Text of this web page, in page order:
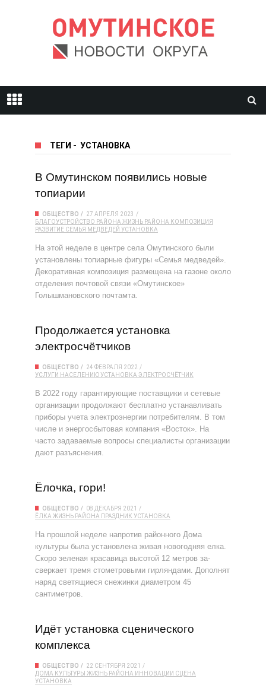
ТЕГИ - УСТАНОВКА
В Омутинском появились новые
топиарии
ОБЩЕСТВО
27 АПРЕЛЯ 2023
БЛАГОУСТРОЙСТВО РАЙОНА ЖИЗНЬ РАЙОНА КОМПОЗИЦИЯ
РАЗВИТИЕ СЕМЬЯ МЕДВЕДЕЙ УСТАНОВКА
На этой неделе в центре села Омутинского были
установлены топиарные фигуры «Семья медведей».
Декоративная композиция размещена на газоне около
отделения почтовой связи «Омутинское»
Голышмановского почтамта.
Продолжается установка
электросчётчиков
ОБЩЕСТВО
24 ФЕВРАЛЯ 2022
УСЛУГИ НАСЕЛЕНИЮУСТАНОВКА ЭЛЕКТРОСЧЁТЧИК
В 2022 году гарантирующие поставщики и сетевые
организации продолжают бесплатно устанавливать
приборы учета электроэнергии потребителям. В том
числе и энергосбытовая компания «Восток». На
часто задаваемые вопросы специалисты организации
дают разъяснения.
Ёлочка, гори!
ОБЩЕСТВО
08 ДЕКАБРЯ 2021
ЁЛКА ЖИЗНЬ РАЙОНА ПРАЗДНИК УСТАНОВКА
На прошлой неделе напротив районного Дома
культуры была установлена живая новогодняя елка.
Скоро зеленая красавица высотой 12 метров за-
сверкает тремя стометровыми гирляндами. Дополнят
наряд светящиеся снежинки диаметром 45
сантиметров.
Идёт установка сценического
комплекса
ОБЩЕСТВО
22 СЕНТЯБРЯ 2021
ДОМА КУЛЬТУРЫ ЖИЗНЬ РАЙОНА ИННОВАЦИИ СЦЕНА
УСТАНОВКА